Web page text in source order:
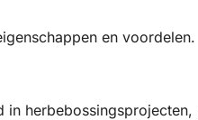
en voordelen.